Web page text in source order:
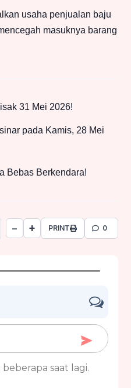
usaha penjualan baju
masuknya barang
31 Mei 2026!
pada Kamis, 28 Mei
Bebas Berkendara!
− + PRINT 0
saat lagi.